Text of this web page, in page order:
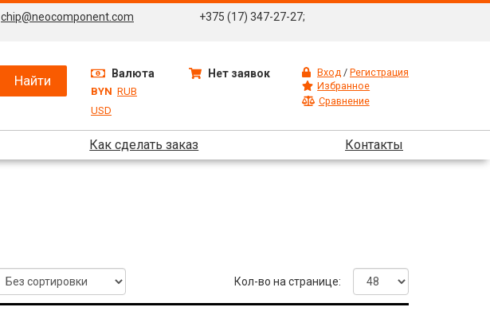
chip@neocomponent.com +375 (17) 347-27-27;
Валюта
BYN RUB
USD
Нет заявок Вход/ Регистрация
Избранное
Сравнение
Как сделать заказ Контакты
Кол-во на странице: